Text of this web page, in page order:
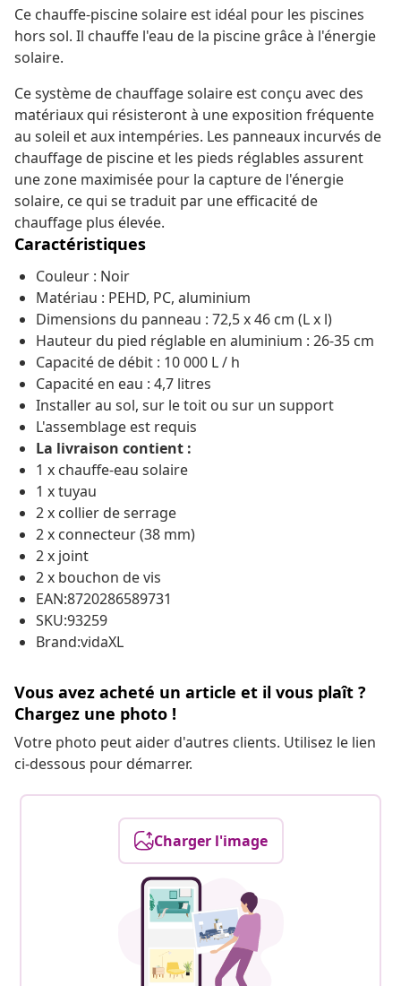
Ce chauffe-piscine solaire est idéal pour les piscines
hors sol. Il chauffe l'eau de la piscine grâce à l'énergie
solaire.
Ce système de chauffage solaire est conçu avec des
matériaux qui résisteront à une exposition fréquente
au soleil et aux intempéries. Les panneaux incurvés de
chauffage de piscine et les pieds réglables assurent
une zone maximisée pour la capture de l'énergie
solaire, ce qui se traduit par une efficacité de
chauffage plus élevée.
Caractéristiques
Couleur : Noir
Matériau : PEHD, PC, aluminium
Dimensions du panneau : 72,5 x 46 cm (L x l)
Hauteur du pied réglable en aluminium : 26-35 cm
Capacité de débit : 10 000 L / h
Capacité en eau : 4,7 litres
Installer au sol, sur le toit ou sur un support
L'assemblage est requis
La livraison contient :
1 x chauffe-eau solaire
1 x tuyau
2 x collier de serrage
2 x connecteur (38 mm)
2 x joint
2 x bouchon de vis
EAN:8720286589731
SKU:93259
Brand:vidaXL
Vous avez acheté un article et il vous plaît ?
Chargez une photo !
Votre photo peut aider d'autres clients. Utilisez le lien
ci-dessous pour démarrer.
Charger l'image